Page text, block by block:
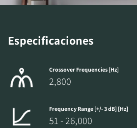
Especificaciones
Crossover Frequencies [Hz]
2,800
Frequency Range [+/- 3 dB] [Hz]
51 - 26,000